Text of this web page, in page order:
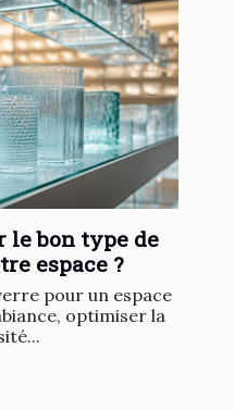
le bon type de
espace ?
pour un espace
optimiser la